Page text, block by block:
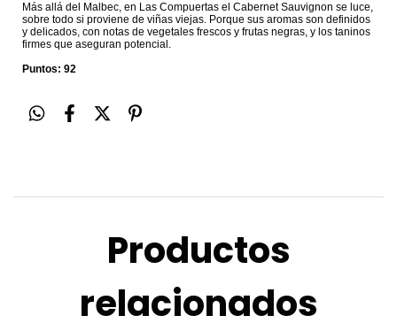
Más allá del Malbec, en Las Compuertas el Cabernet Sauvignon se luce,
sobre todo si proviene de viñas viejas. Porque sus aromas son definidos
y delicados, con notas de vegetales frescos y frutas negras, y los taninos
firmes que aseguran potencial.
Puntos: 92
Productos
relacionados